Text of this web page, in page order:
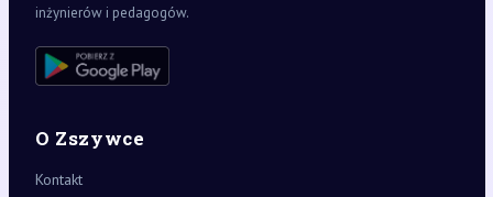
inżynierów i pedagogów.
O Zszywce
Kontakt